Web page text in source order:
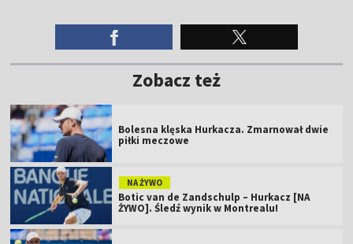
Zobacz też
Bolesna klęska Hurkacza. Zmarnował dwie
piłki meczowe
NA ŻYWO
Botic van de Zandschulp – Hurkacz [NA
ŻYWO]. Śledź wynik w Montrealu!